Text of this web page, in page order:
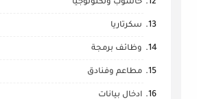
حاسوب وتكنولوجيا
سكرتاريا
وظائف برمجة
مطاعم وفنادق
ادخال بيانات